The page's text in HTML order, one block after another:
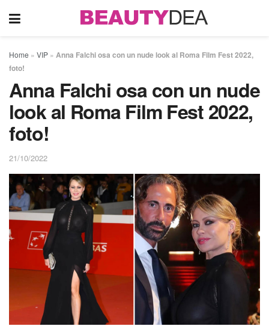
Home » VIP » Anna Falchi osa con un nude look al Roma Film Fest 2022,
foto!
Anna Falchi osa con un nude
look al Roma Film Fest 2022,
foto!
21/10/2022